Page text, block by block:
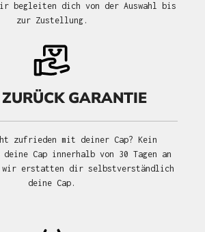
begleiten dich von der Auswahl bis
zur Zustellung.
GARANTIE
zufrieden mit deiner Cap? Kein
deine Cap innerhalb von 30 Tagen an
wir erstatten dir selbstverständlich
deine Cap.